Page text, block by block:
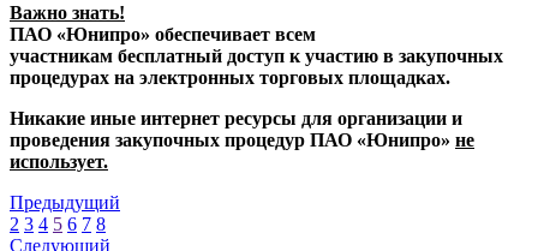
Важно знать!
ПАО «Юнипро» обеспечивает всем
участникам бесплатный доступ к участию в закупочных
процедурах на электронных торговых площадках.
Никакие иные интернет ресурсы для организации и
проведения закупочных процедур ПАО «Юнипро» не
использует.
Предыдущий
2 3 4 5 6 7 8
Следующий